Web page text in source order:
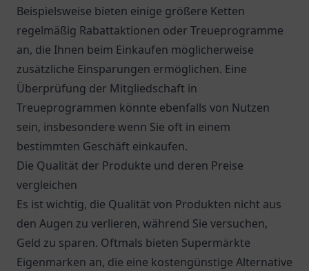
Beispielsweise bieten einige größere Ketten
regelmäßig Rabattaktionen oder Treueprogramme
an, die Ihnen beim Einkaufen möglicherweise
zusätzliche Einsparungen ermöglichen. Eine
Überprüfung der Mitgliedschaft in
Treueprogrammen könnte ebenfalls von Nutzen
sein, insbesondere wenn Sie oft in einem
bestimmten Geschäft einkaufen.
Die Qualität der Produkte und deren Preise
vergleichen
Es ist wichtig, die Qualität von Produkten nicht aus
den Augen zu verlieren, während Sie versuchen,
Geld zu sparen. Oftmals bieten Supermärkte
Eigenmarken an, die eine kostengünstige Alternative